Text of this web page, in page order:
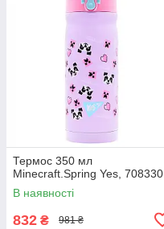
Термос 350 мл
Minecraft.Spring Yes, 708330
В наявності
832 ₴ 981 ₴